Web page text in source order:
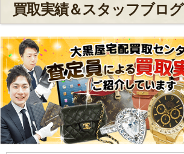
買取実績＆スタッフブログ